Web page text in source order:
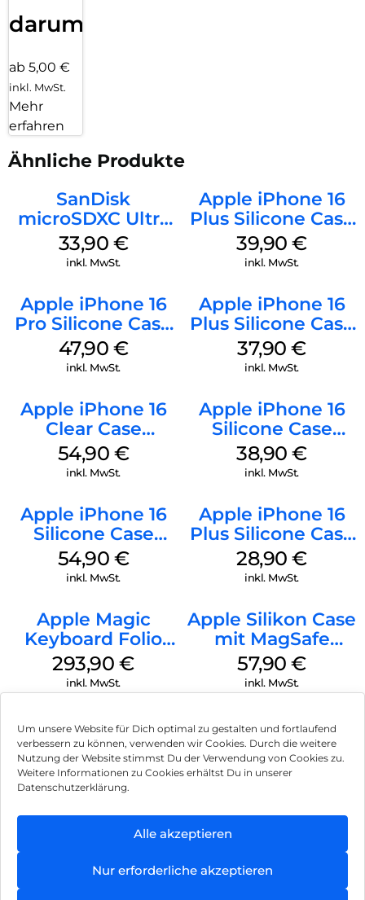
Um unsere Website für Dich optimal zu gestalten und fortlaufend
verbessern zu können, verwenden wir Cookies. Durch die weitere
Nutzung der Website stimmst Du der Verwendung von Cookies zu.
Weitere Informationen zu Cookies erhältst Du in unserer
Datenschutzerklärung.
Alle akzeptieren
Nur erforderliche akzeptieren
darum!
ab 5,00 €
inkl. MwSt.
Mehr
erfahren
Ähnliche Produkte
SanDisk
microSDXC Ultra
128 GB + Adapter
Mobile
33,90 €
inkl. MwSt.
Apple iPhone 16
Plus Silicone Case
MagSafe Plum
39,90€
inkl. MwSt.
Apple iPhone 16
Pro Silicone Case
MagSafe Denim
47,90 €
inkl. MwSt.
Apple iPhone 16
Plus Silicone Case
MagSafe Lake
Green
37,90€
inkl. MwSt.
Apple iPhone 16
Clear Case
MagSafe
Transparent
54,90 €
inkl. MwSt.
Apple iPhone 16
Silicone Case
MagSafe
Ultramarine
38,90€
inkl. MwSt.
Apple iPhone 16
Silicone Case
MagSafe Black
54,90 €
inkl. MwSt.
Apple iPhone 16
Plus Silicone Case
MagSafe Black
28,90€
inkl. MwSt.
Apple Magic
Keyboard Folio
iPad 10.9″ (10.Gen.)
Weiß
293,90€
inkl. MwSt.
Apple Silikon Case
mit MagSafe
iPhone 14 Pro
(PRODUCT)RED
57,90€
inkl. MwSt.
Impressum
Hinweis zur Batterieentsorgung
Können wir Dir behilflich sein?